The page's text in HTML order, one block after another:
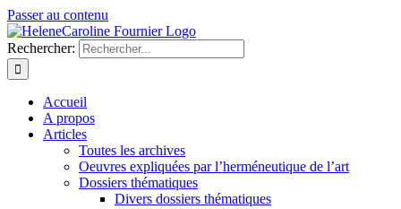
Passer au contenu
Rechercher:
Accueil
A propos
Articles
Toutes les archives
Oeuvres expliquées par l’herméneutique de l’art
Dossiers thématiques
Divers dossiers thématiques